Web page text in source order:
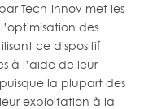
Tech-Innov met les
des
ce dispositif
à l’aide de leur
la plupart des
exploitation à la